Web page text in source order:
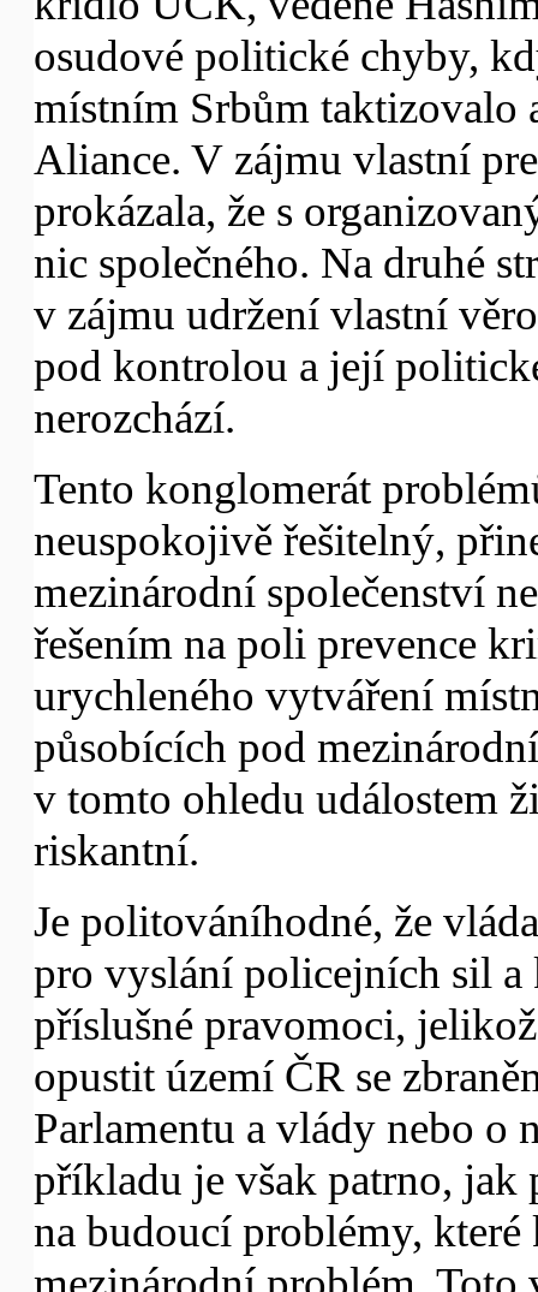
osudové politické chyby,
místním Srbům taktizovalo
Aliance. V zájmu vlastní
prokázala, že s
nic společného. Na druhé
v zájmu udržení vlastní
pod kontrolou a její
nerozchází.
Tento konglomerát
neuspokojivě řešitelný,
mezinárodní společenství
řešením na poli prevence
urychleného vytváření
působících pod
v tomto ohledu událostem
riskantní.
Je politováníhodné, že
pro vyslání policejních sil
příslušné pravomoci,
opustit území ČR se
Parlamentu a vlády nebo o
příkladu je však patrno,
na budoucí problémy,